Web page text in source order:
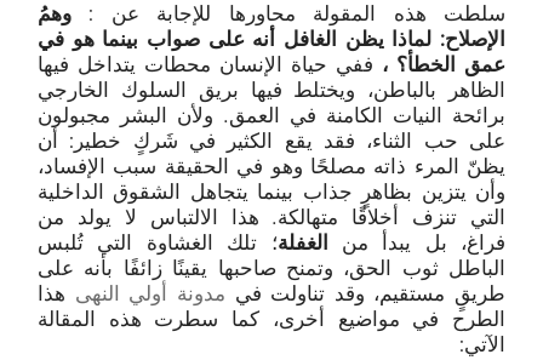
سلطت هذه المقولة محاورها للإجابة عن : وهمُ
الإصلاح: لماذا يظن الغافل أنه على صواب بينما هو في
عمق الخطأ؟ ، ففي حياة الإنسان محطات يتداخل فيها
الظاهر بالباطن، ويختلط فيها بريق السلوك الخارجي
برائحة النيات الكامنة في العمق. ولأن البشر مجبولون
على حب الثناء، فقد يقع الكثير في شَركٍ خطير: أن
يظنّ المرء ذاته مصلحًا وهو في الحقيقة سبب الإفساد،
وأن يتزين بظاهرٍ جذاب بينما يتجاهل الشقوق الداخلية
التي تنزف أخلاقًا متهالكة. هذا الالتباس لا يولد من
فراغ، بل يبدأ من
الغفلة؛ تلك الغشاوة التي تُلبس
الباطل ثوب الحق، وتمنح صاحبها يقينًا زائفًا بأنه على
طريقٍ مستقيم، وقد تناولت في مدونة أولي النهى هذا
الطرح في مواضيع أخرى، كما سطرت هذه المقالة
الآتي: